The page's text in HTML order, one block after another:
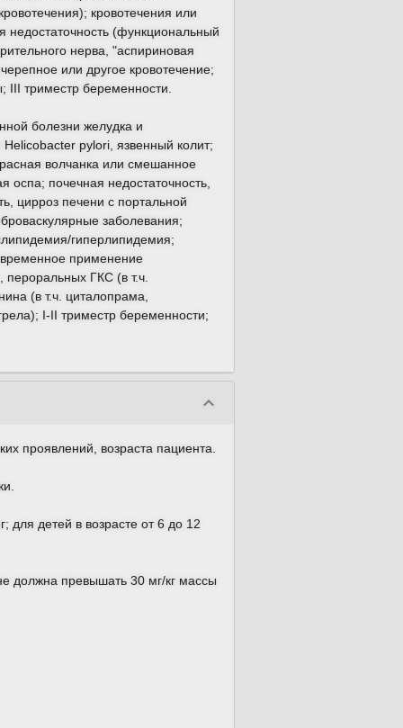
кровотечения или
(функциональный
нерва, "аспириновая
или другое кровотечение;
III триместр беременности.
болезни желудка и
Helicobacter pylori, язвенный колит;
волчанка или смешанное
почечная недостаточность,
цирроз печени с портальной
заболевания;
гиперлипидемия;
применение
пероральных ГКС (в т.ч.
(в т.ч. циталопрама,
I-II триместр беременности;
keyboard_arrow_down
проявлений, возраста пациента.
для детей в возрасте от 6 до 12
должна превышать 30 мг/кг массы